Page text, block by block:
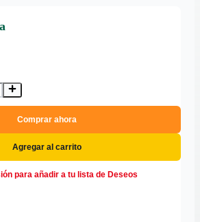
Comprar ahora
Agregar al carrito
para añadir a tu lista de Deseos